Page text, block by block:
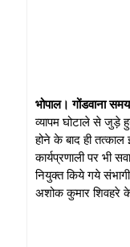
भोपाल। गोंडवाना
व्यापम घोटाले से जुड़े
होने के बाद ही
कार्यप्रणाली पर भी
नियुक्त किये गये
अशोक कुमार शिवहरे